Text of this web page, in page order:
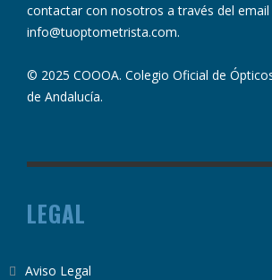
contactar con nosotros a través del email
info@tuoptometrista.com.
© 2025 COOOA. Colegio Oficial de
de Andalucía.
LEGAL
Aviso Legal